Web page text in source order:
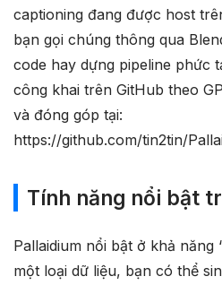
captioning đang được host
bạn gọi chúng thông qua
code hay dựng pipeline phức
công khai trên GitHub theo
và đóng góp tại:
https://github.com/tin2tin/
Tính năng nổi bật
Pallaidium nổi bật ở khả năng
một loại dữ liệu, bạn có thể